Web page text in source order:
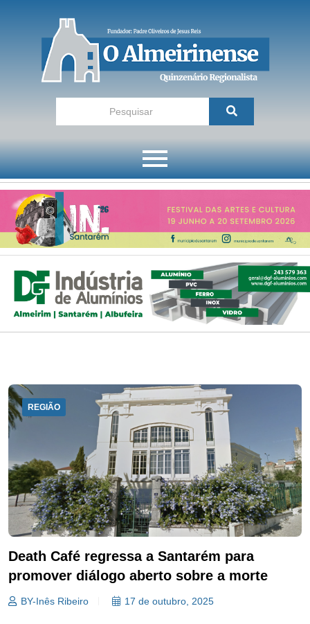
REGIÃO
Death Café regressa a Santarém para
promover diálogo aberto sobre a morte
BY-Inês Ribeiro 17 de outubro, 2025